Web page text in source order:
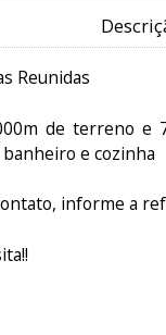
Reunidas
de terreno e
e cozinha
informe a